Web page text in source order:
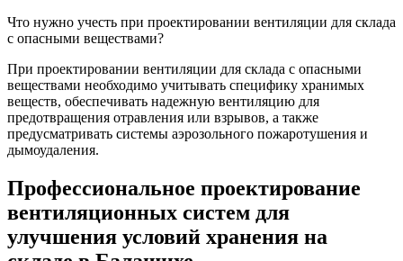
Что нужно учесть при проектировании вентиляции для склада
с опасными веществами?
При проектировании вентиляции для склада с опасными
веществами необходимо учитывать специфику хранимых
веществ, обеспечивать надежную вентиляцию для
предотвращения отравления или взрывов, а также
предусматривать системы аэрозольного пожаротушения и
дымоудаления.
Профессиональное проектирование
вентиляционных систем для
улучшения условий хранения на